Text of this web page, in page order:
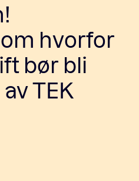
hvorfor
bør bli
TEK